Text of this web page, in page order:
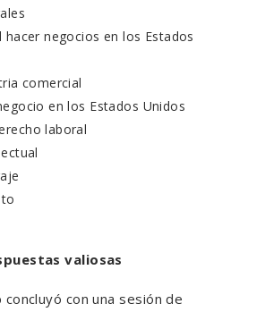
hacer negocios en los Estados
comercial
en los Estados Unidos
laboral
valiosas
con una sesión de